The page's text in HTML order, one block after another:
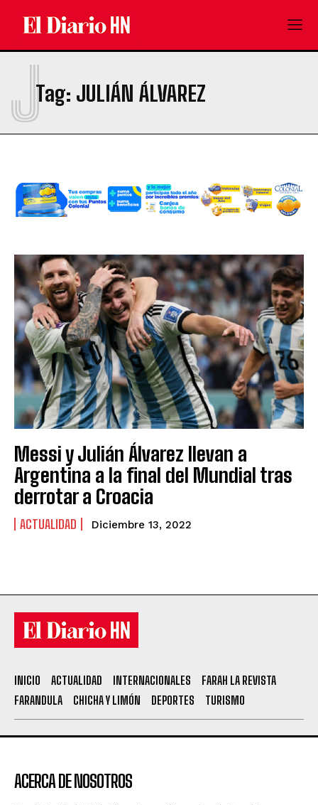
Tag: JULIÁN ÁLVAREZ
J
Messi y Julián Álvarez llevan a
Argentina a la final del Mundial tras
derrotar a Croacia
ACTUALIDAD Diciembre 13, 2022
INICIO ACTUALIDAD INTERNACIONALES
FARAH LA REVISTA
FARANDULA
CHICHA Y LIMÓN DEPORTES TURISMO
ACERCA DE NOSOTROS